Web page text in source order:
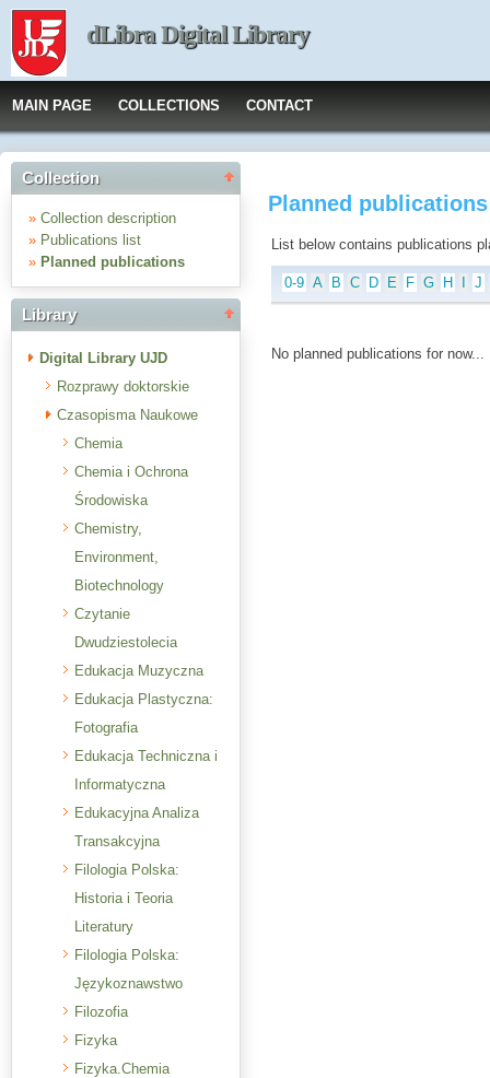
dLibra Digital Library
MAIN PAGE COLLECTIONS CONTACT
Collection
» Collection description
» Publications list
» Planned publications
Library
Digital Library UJD
Rozprawy doktorskie
Czasopisma Naukowe
Chemia
Chemia i Ochrona
Środowiska
Chemistry,
Environment,
Biotechnology
Czytanie
Dwudziestolecia
Edukacja Muzyczna
Edukacja Plastyczna:
Fotografia
Edukacja Techniczna i
Informatyczna
Edukacyjna Analiza
Transakcyjna
Filologia Polska:
Historia i Teoria
Literatury
Filologia Polska:
Językoznawstwo
Filozofia
Fizyka
Fizyka.Chemia
Planned
List below contains publications
0-9 A B C D E F G H J
No planned publications for now...